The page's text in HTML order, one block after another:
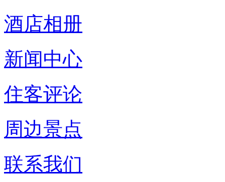
酒店相册
新闻中心
住客评论
周边景点
联系我们